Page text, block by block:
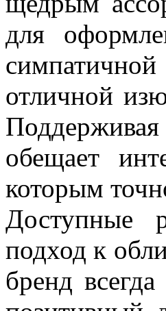
для
отличной
обещает
которым
Доступные
подход к
бренд